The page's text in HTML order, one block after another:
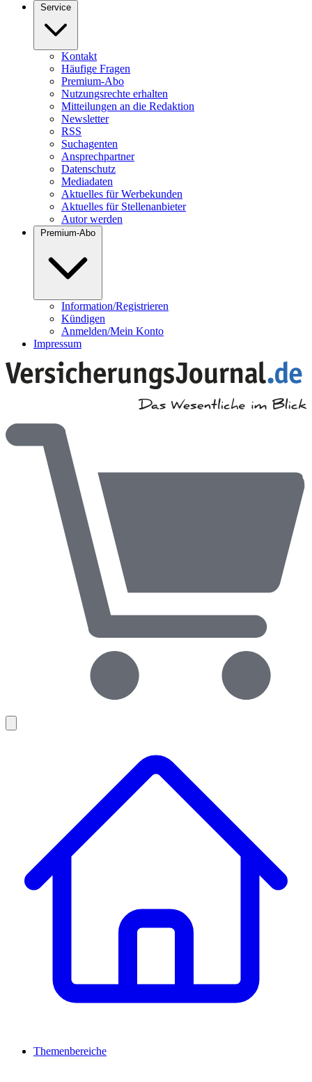
Service
Kontakt
Häufige Fragen
Premium-Abo
Nutzungsrechte erhalten
Mitteilungen an die Redaktion
Newsletter
RSS
Suchagenten
Ansprechpartner
Datenschutz
Mediadaten
Aktuelles für Werbekunden
Aktuelles für Stellenanbieter
Autor werden
Premium-Abo
Information/Registrieren
Kündigen
Anmelden/Mein Konto
Impressum
Themenbereiche